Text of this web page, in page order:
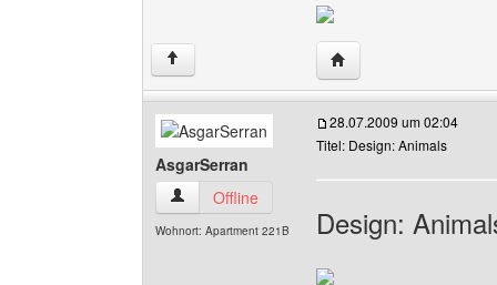
↑ Website dieses
AsgarSerran
AsgarSerran Benutzer-Profile anzeigen
Offline
Wohnort: Apartment 221B
28.07.2009 um 02:04
Titel: Design: Animals
Design: